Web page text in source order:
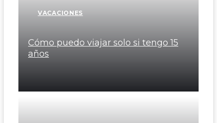
VACACIONES
Cómo puedo viajar solo si tengo 15
años